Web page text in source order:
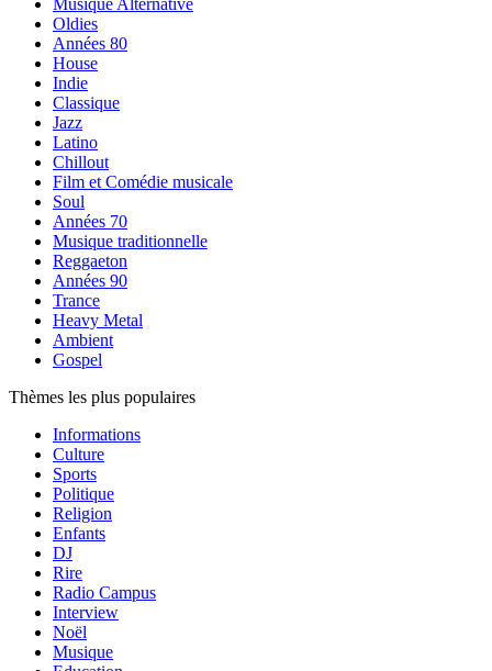
Musique Alternative
Oldies
Années 80
House
Indie
Classique
Jazz
Latino
Chillout
Film et Comédie musicale
Soul
Années 70
Musique traditionnelle
Reggaeton
Années 90
Trance
Heavy Metal
Ambient
Gospel
Thèmes les plus populaires
Informations
Culture
Sports
Politique
Religion
Enfants
DJ
Rire
Radio Campus
Interview
Noël
Musique